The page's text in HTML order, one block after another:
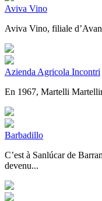
Aviva Vino
Aviva Vino, filiale
Azienda Agricola Incontri
En 1967, Martelli
Barbadillo
C’est à Sanlúcar de
devenu...